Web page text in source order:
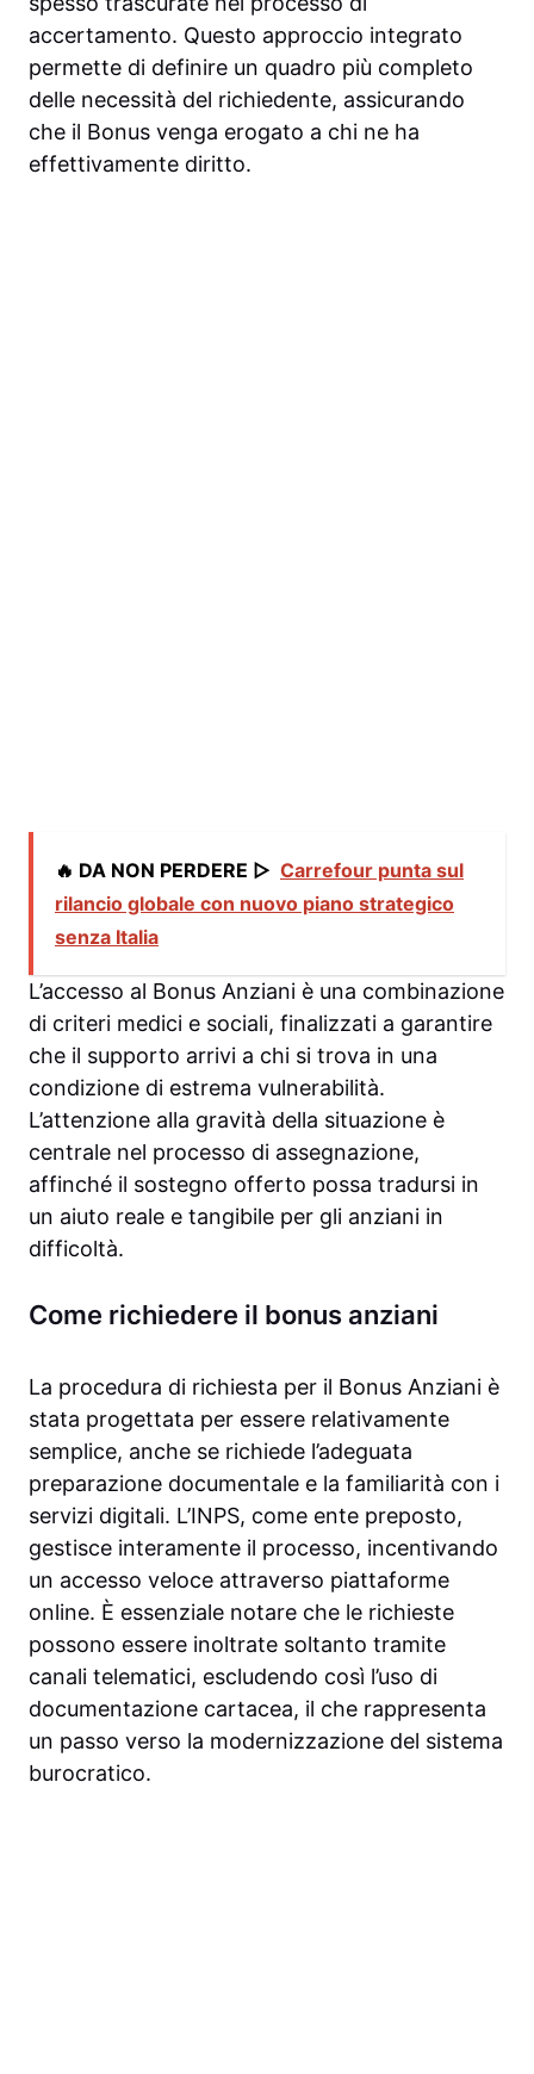
accertamento. Questo approccio integrato
permette di definire un quadro più completo
delle necessità del richiedente, assicurando
che il Bonus venga erogato a chi ne ha
effettivamente diritto.
🔥 DA NON PERDERE ▷ Carrefour punta sul
rilancio globale con nuovo piano strategico
senza Italia
L’accesso al Bonus Anziani è una combinazione
di criteri medici e sociali, finalizzati a garantire
che il supporto arrivi a chi si trova in una
condizione di estrema vulnerabilità.
L’attenzione alla gravità della situazione è
centrale nel processo di assegnazione,
affinché il sostegno offerto possa tradursi in
un aiuto reale e tangibile per gli anziani in
difficoltà.
Come richiedere il bonus anziani
La procedura di richiesta per il Bonus Anziani è
stata progettata per essere relativamente
semplice, anche se richiede l’adeguata
preparazione documentale e la familiarità con i
servizi digitali. L’INPS, come ente preposto,
gestisce interamente il processo, incentivando
un accesso veloce attraverso piattaforme
online. È essenziale notare che le richieste
possono essere inoltrate soltanto tramite
canali telematici, escludendo così l’uso di
documentazione cartacea, il che rappresenta
un passo verso la modernizzazione del sistema
burocratico.